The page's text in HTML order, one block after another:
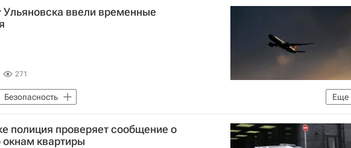
Ульяновска ввели временные
271
Еще
Безопасность
воздушного транспорта (Росавиация)
полиция проверяет сообщение о
окнам квартиры